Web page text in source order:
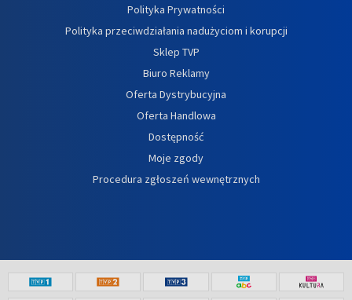
Polityka Prywatności
Polityka przeciwdziałania nadużyciom i korupcji
Sklep TVP
Biuro Reklamy
Oferta Dystrybucyjna
Oferta Handlowa
Dostępność
Moje zgody
Procedura zgłoszeń wewnętrznych